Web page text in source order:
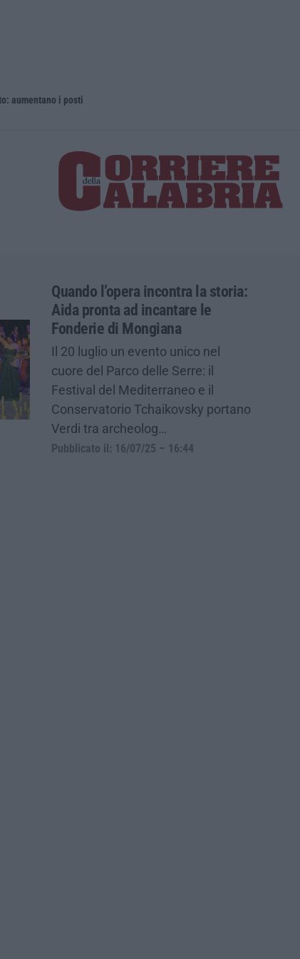
aumentano i posti
Quando l’opera incontra la storia:
Aida pronta ad incantare le
Fonderie di Mongiana
Il 20 luglio un evento unico nel
cuore del Parco delle Serre: il
Festival del Mediterraneo e il
Conservatorio Tchaikovsky portano
Verdi tra archeolog…
Pubblicato il: 16/07/25 – 16:44